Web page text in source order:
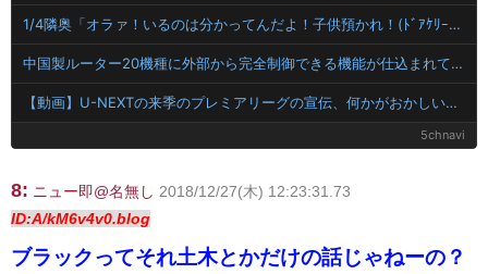
1/4隣奥「オラァ！いるのは分かってんだよ！子供預かれ！(ﾄﾞｱｹﾘｰ！」私(ﾋｨｨｨ…)→隣奥の旦那さんに相談したら逃げられた。夫に相談してもなにいってだこいつ。どうすれば…
中国製ルーター20機種に外部から完全制御できる機能が仕込まれていたことが判明・・・
【動画】U-NEXTの来季のプレミアリーグの宣伝、何かがおかしい…
5chnavi
8: ニュー即@名無し 2018/12/27(木) 12:23:31.73
ID:A/kM6v4v0.blog
ブラックってそれ土木とかだけの話じゃねーの？